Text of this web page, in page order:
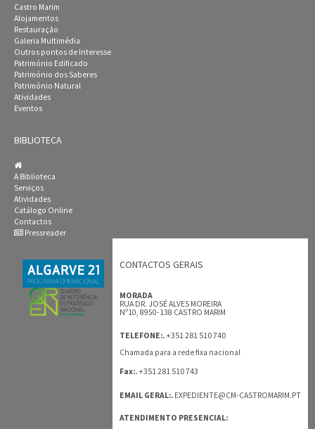
Castro Marim
Alojamentos
Restauração
Galeria Multimédia
Outros pontos de Interesse
Património Edificado
Património dos Saberes
Património Natural
Atividades
Eventos
BIBLIOTECA
A Biblioteca
Serviços
Atividades
Catálogo Online
Contactos
Pressreader
CONTACTOS GERAIS
MORADA
RUA DR. JOSÉ ALVES MOREIRA
Nº10, 8950-138 CASTRO MARIM
TELEFONE:.+351 281 510 740
Chamada para a rede fixa nacional
Fax:.+351 281 510 743
EMAIL GERAL:. EXPEDIENTE@CM-CASTROMARIM.PT
ATENDIMENTO PRESENCIAL: